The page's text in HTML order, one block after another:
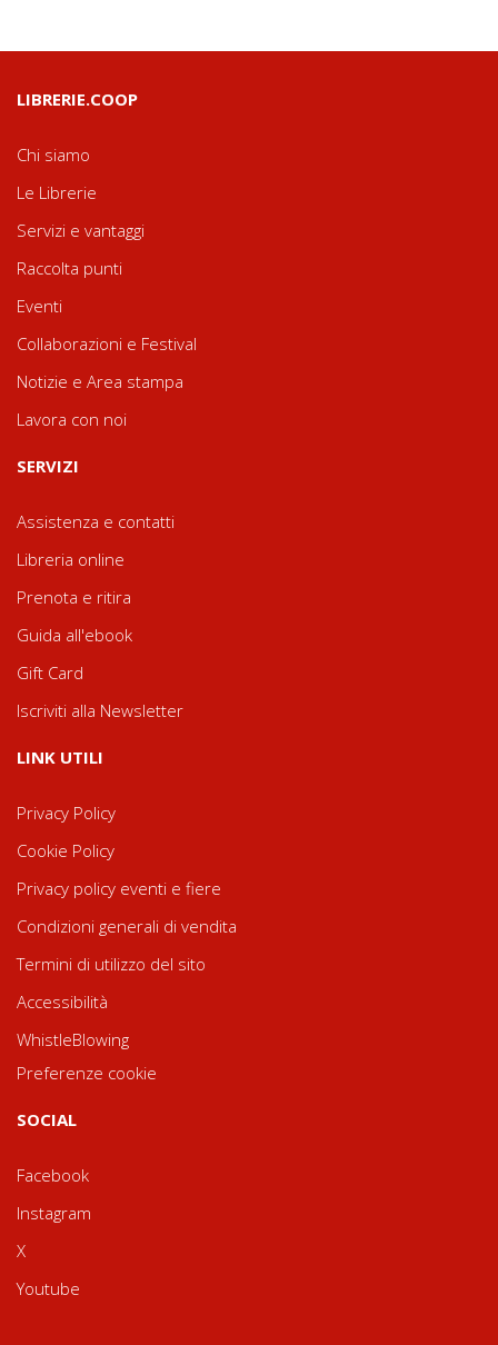
LIBRERIE.COOP
Chi siamo
Le Librerie
Servizi e vantaggi
Raccolta punti
Eventi
Collaborazioni e Festival
Notizie e Area stampa
Lavora con noi
SERVIZI
Assistenza e contatti
Libreria online
Prenota e ritira
Guida all'ebook
Gift Card
Iscriviti alla Newsletter
LINK UTILI
Privacy Policy
Cookie Policy
Privacy policy eventi e fiere
Condizioni generali di vendita
Termini di utilizzo del sito
Accessibilità
WhistleBlowing
Preferenze cookie
SOCIAL
Facebook
Instagram
X
Youtube